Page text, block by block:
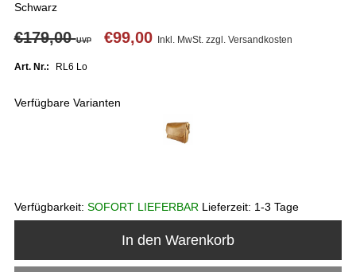
Schwarz
€179,00UVP €99,00 Inkl. MwSt. zzgl. Versandkosten
Art. Nr.: RL6 Lo
Verfügbare Varianten
Verfügbarkeit: SOFORT LIEFERBAR Lieferzeit: 1-3 Tage
In den Warenkorb